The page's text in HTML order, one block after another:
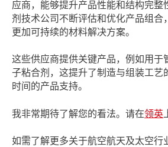
应商，能够提升产品性能和结构完整
剂技术公司不断评估和优化产品组合
更加可持续的材料解决方案。
这些供应商提供关键产品，例如用于
子粘合剂，这提升了制造与组装工艺
时间的产品支持。
我非常期待了解您的看法。请在领英
如需了解更多关于航空航天及太空行